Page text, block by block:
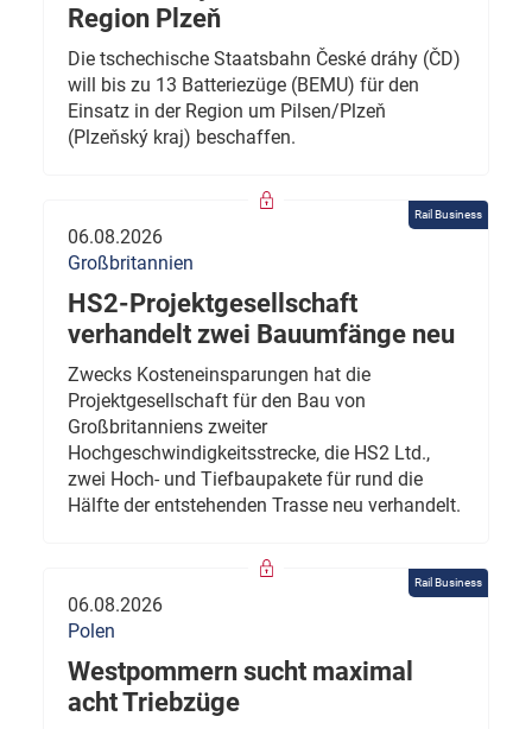
Region Plzeň
Die tschechische Staatsbahn České dráhy (ČD)
will bis zu 13 Batteriezüge (BEMU) für den
Einsatz in der Region um Pilsen/Plzeň
(Plzeňský kraj) beschaffen.
Rail Business
06.08.2026
Großbritannien
HS2-Projektgesellschaft
verhandelt zwei Bauumfänge neu
Zwecks Kosteneinsparungen hat die
Projektgesellschaft für den Bau von
Großbritanniens zweiter
Hochgeschwindigkeitsstrecke, die HS2 Ltd.,
zwei Hoch- und Tiefbaupakete für rund die
Hälfte der entstehenden Trasse neu verhandelt.
Rail Business
06.08.2026
Polen
Westpommern sucht maximal
acht Triebzüge